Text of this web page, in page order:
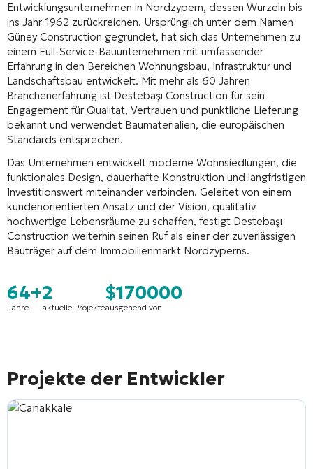
Entwicklungsunternehmen in Nordzypern, dessen Wurzeln bis
ins Jahr 1962 zurückreichen. Ursprünglich unter dem Namen
Güney Construction gegründet, hat sich das Unternehmen zu
einem Full-Service-Bauunternehmen mit umfassender
Erfahrung in den Bereichen Wohnungsbau, Infrastruktur und
Landschaftsbau entwickelt. Mit mehr als 60 Jahren
Branchenerfahrung ist Destebaşı Construction für sein
Engagement für Qualität, Vertrauen und pünktliche Lieferung
bekannt und verwendet Baumaterialien, die europäischen
Standards entsprechen.
Das Unternehmen entwickelt moderne Wohnsiedlungen, die
funktionales Design, dauerhafte Konstruktion und langfristigen
Investitionswert miteinander verbinden. Geleitet von einem
kundenorientierten Ansatz und der Vision, qualitativ
hochwertige Lebensräume zu schaffen, festigt Destebaşı
Construction weiterhin seinen Ruf als einer der zuverlässigen
Bauträger auf dem Immobilienmarkt Nordzyperns.
64+
Jahre
2
aktuelle Projekte
$170000
ausgehend von
Projekte der Entwickler